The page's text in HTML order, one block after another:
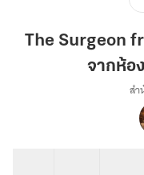
from
Room
Zero
ห้อง
The Surgeon
จากห้อ
ส